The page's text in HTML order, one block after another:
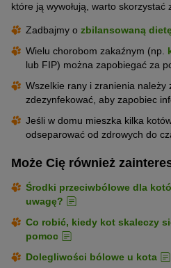
które ją wywołują, warto skorzystać
Zadbajmy o zbilansowaną
Wielu chorobom zakaźnym (np.
lub FIP) można zapobiegać za
Wszelkie rany i zranienia należy
zdezynfekować, aby zapobiec
Jeśli w domu mieszka kilka
odseparować od zdrowych do
Może Cię również
Środki przeciwbólowe dla
uwagę?
Co robić, kiedy kot skaleczy
pomoc
Dolegliwości bólowe u kota